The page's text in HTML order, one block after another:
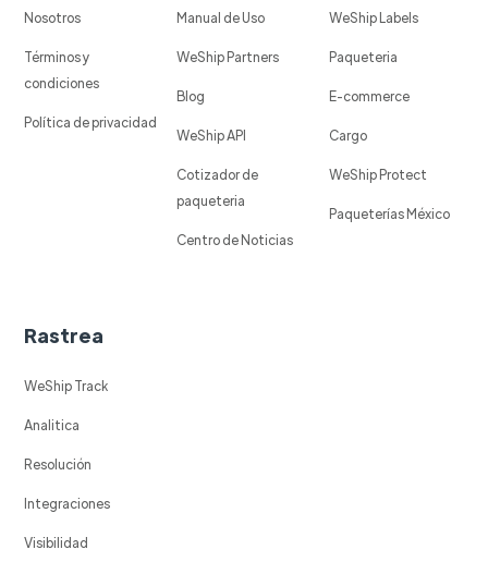
Nosotros
Términos y
condiciones
Política de privacidad
Manual de Uso
WeShip Partners
Blog
WeShip API
Cotizador de
paqueteria
Centro de Noticias
WeShip Labels
Paqueteria
E-commerce
Cargo
WeShip Protect
Paqueterías México
Rastrea
WeShip Track
Analitica
Resolución
Integraciones
Visibilidad